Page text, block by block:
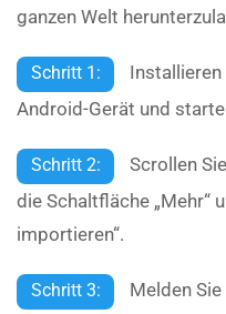
ganzen Welt
Schritt 1:
Installieren
Android-Gerät und
Schritt 2:
Scrollen
die Schaltfläche „Mehr“
importieren“.
Schritt 3:
Melden